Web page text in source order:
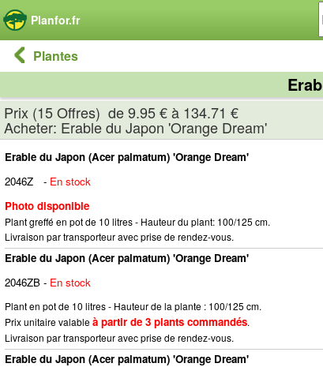
Planfor.fr
Plantes
Prix (15 Offres) de 9.95 € à 134.71 €
Acheter: Erable du Japon 'Orange Dream'
Erable du Japon (Acer palmatum) 'Orange Dream'
2046Z
- En stock
Photo disponible
Plant greffé en pot de 10 litres - Hauteur du plant: 100/125 cm.
Livraison par transporteur avec prise de rendez-vous.
Erable du Japon (Acer palmatum) 'Orange Dream'
2046ZB - En stock
Plant en pot de 10 litres - Hauteur de la plante : 100/125 cm.
Prix unitaire valableà partir de 3 plants commandés.
Livraison par transporteur avec prise de rendez-vous.
Erable du Japon (Acer palmatum) 'Orange Dream'
Panneau de gestion des cookies